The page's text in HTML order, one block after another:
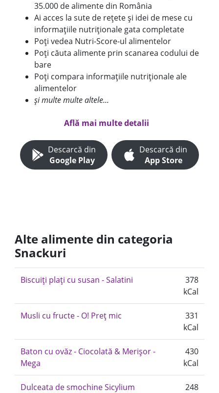
35.000 de alimente din România
Ai acces la sute de rețete și idei de mese cu
informațiile nutriționale gata completate
Poți vedea Nutri-Score-ul alimentelor
Poți căuta alimente prin scanarea codului de
bare
Poți compara informațiile nutriționale ale
alimentelor
și multe multe altele...
Află mai multe detalii
Descarcă din
Google Play
Descarcă din
App Store
Alte alimente din categoria
Snackuri
Biscuiți plați cu susan - Salatini
378
kCal
Musli cu fructe - O! Preț mic
331
kCal
Baton cu ovăz - Ciocolată & Merișor -
Mega
430
kCal
Dulceata de smochine Sicylium
248